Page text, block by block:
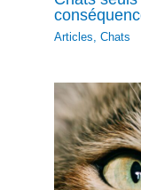
Articles ,Chats